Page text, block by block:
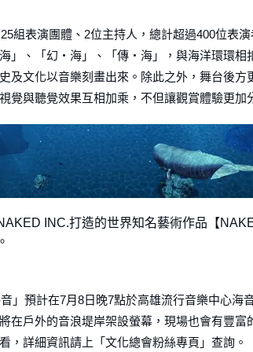
組表演團體、2位主持人，總計超過400位表
」、「幻・海」、「傳・海」，與海洋環環
及文化以音樂刻畫出來。除此之外，舞台後
覺與聽覺效果互相加乘，不但讓觀賞體驗更加
INC.打造的世界知名藝術作品【
音」預計在7月8日晚7點於高雄流行音樂中心
在戶外的音浪堤岸架設螢幕，現場也會有豐
，詳細資訊請上「文化總會粉絲專頁」查詢。